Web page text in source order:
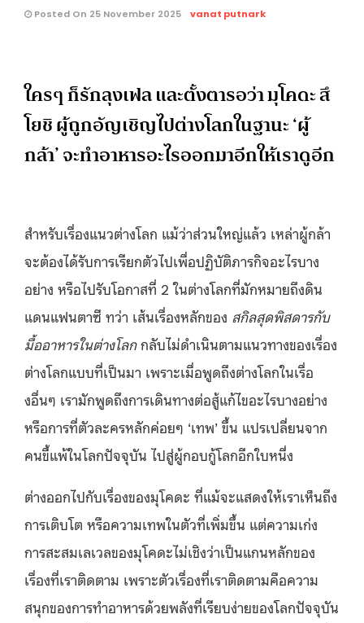
Posted On 25 November 2025 vanat putnark
ใครๆ ก็รักลุงเฟล และตั้งตารอว่า มุโคดะ สึ
โยชิ ผู้ถูกอัญเชิญไปต่างโลกในฐานะ ‘ผู้
กล้า’ จะทำอาหารอะไรออกมาอีกให้เราดูอีก
สำหรับเรื่องแนวต่างโลก แม้ว่าส่วนใหญ่แล้ว เหล่าผู้กล้า
จะต้องได้รับการเรียกตัวไปเพื่อปฏิบัติภารกิจอะไรบาง
อย่าง หรือไปรับโอกาสที่ 2 ในต่างโลกที่มักหมายถึงดิน
แดนแฟนตาซี ทว่า เส้นเรื่องหลักของ สกิลสุดพิสดารกับ
มื้ออาหารในต่างโลกกลับไม่ดำเนินตามแนวทางของเรื่อง
ต่างโลกแบบที่เป็นมา เพราะเมื่อพูดถึงต่างโลกในเรื่อ
งอื่นๆ เรามักพูดถึงการเดินทางต่อสู้แก้ไขอะไรบางอย่าง
หรือการที่ตัวละครหลักค่อยๆ ‘เทพ’ ขึ้น แปรเปลี่ยนจาก
คนขี้แพ้ในโลกปัจจุบัน ไปสู่ผู้กอบกู้โลกอีกใบหนึ่ง
ต่างออกไปกับเรื่องของมุโคดะ ที่แม้จะแสดงให้เราเห็นถึง
การเติบโต หรือความเทพในตัวที่เพิ่มขึ้น แต่ความเก่ง
การสะสมเลเวลของมุโคดะไม่เชิงว่าเป็นแกนหลักของ
เรื่องที่เราติดตาม เพราะตัวเรื่องที่เราติดตามคือความ
สนุกของการทำอาหารด้วยพลังที่เรียบง่ายของโลกปัจจุบัน